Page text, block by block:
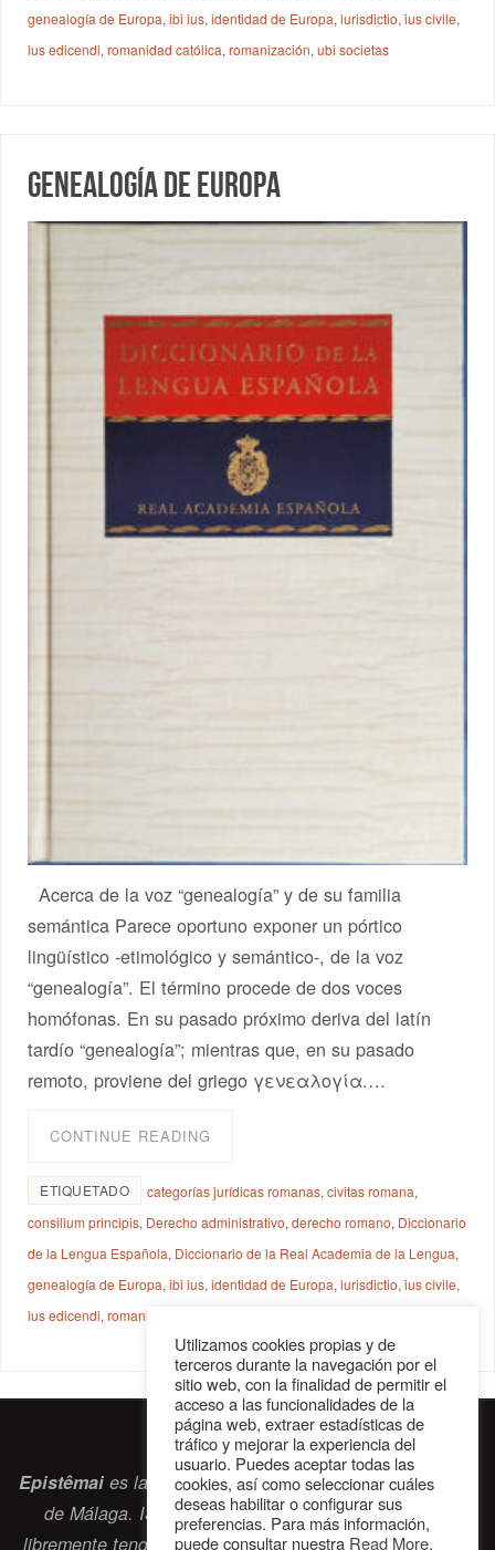
genealogía de Europa,ibi ius,identidad de Europa,iurisdictio,ius civile,
ius edicendi,romanidad católica,romanización,ubi societas
Genealogía de Europa
Acerca de la voz “genealogía” y de su familia
semántica Parece oportuno exponer un pórtico
lingüístico -etimológico y semántico-, de la voz
“genealogía”. El término procede de dos voces
homófonas. En su pasado próximo deriva del latín
tardío “genealogía”; mientras que, en su pasado
remoto, proviene del griego γενεαλογία.…
CONTINUE READING
ETIQUETADO categorías jurídicas romanas,civitas romana,
consilium principis, Derecho administrativo,derecho romano, Diccionario
de la Lengua Española, Diccionario de la Real Academia de la Lengua,
genealogía de Europa,ibi ius,identidad de Europa,iurisdictio,ius civile,
ius edicendi,romanidad católica
Epistêmaies la revista digital de la Sociedad Erasmiana
de Málaga. ISSN 2697-2468. Bienvenidos cuantos
libremente tengan algo que intercambiar navegando por
Utilizamos cookies propias y de
terceros durante la navegación por el
sitio web, con la finalidad de permitir el
acceso a las funcionalidades de la
página web, extraer estadísticas de
tráfico y mejorar la experiencia del
usuario. Puedes aceptar todas las
cookies, así como seleccionar cuáles
deseas habilitar o configurar sus
preferencias. Para más información,
puede consultar nuestra Read More.